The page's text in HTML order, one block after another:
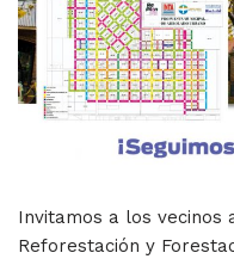
Invitamos a los vecinos
Reforestación y